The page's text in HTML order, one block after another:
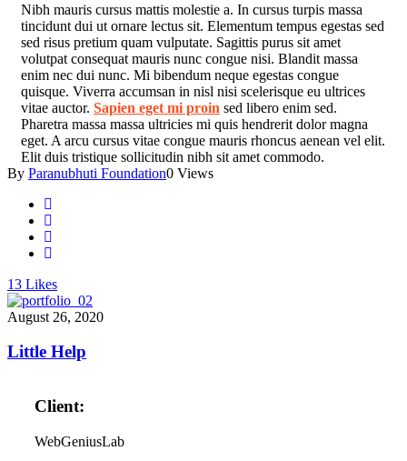
Nibh mauris cursus mattis molestie a. In cursus turpis massa
tincidunt dui ut ornare lectus sit. Elementum tempus egestas sed
sed risus pretium quam vulputate. Sagittis purus sit amet
volutpat consequat mauris nunc congue nisi. Blandit massa
enim nec dui nunc. Mi bibendum neque egestas congue
quisque. Viverra accumsan in nisl nisi scelerisque eu ultrices
vitae auctor. Sapien eget mi proin sed libero enim sed.
Pharetra massa massa ultricies mi quis hendrerit dolor magna
eget. A arcu cursus vitae congue mauris rhoncus aenean vel elit.
Elit duis tristique sollicitudin nibh sit amet commodo.
By Paranubhuti Foundation0 Views
13 Likes
August 26, 2020
Little Help
Client:
WebGeniusLab